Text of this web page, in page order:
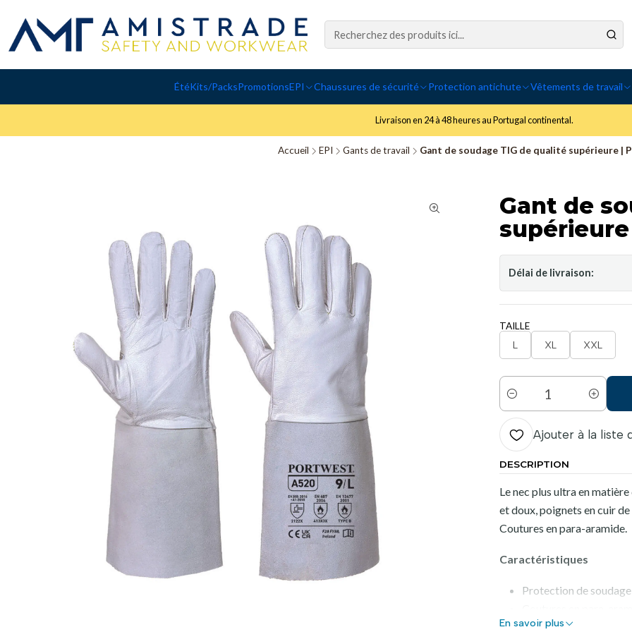
ÉtéKits/PacksPromotionsEPI Chaussures de sécurité Protection antichute Vêtements de travail
Livraison en 24 à 48 heures au Portugal continental.
Accueil EPI Gants de travail Gant de soudage TIG de qualité supérieure |
Gant de
Délai de livraison:
TAILLE
L XL XXL
Quantité
Ajouter à la liste
DESCRIPTION
Le nec plus ultra en
et doux, poignets en cuir
Coutures en para-aramide.
Caractéristiques
Protection de
Poignée en cuir de
En savoir plus